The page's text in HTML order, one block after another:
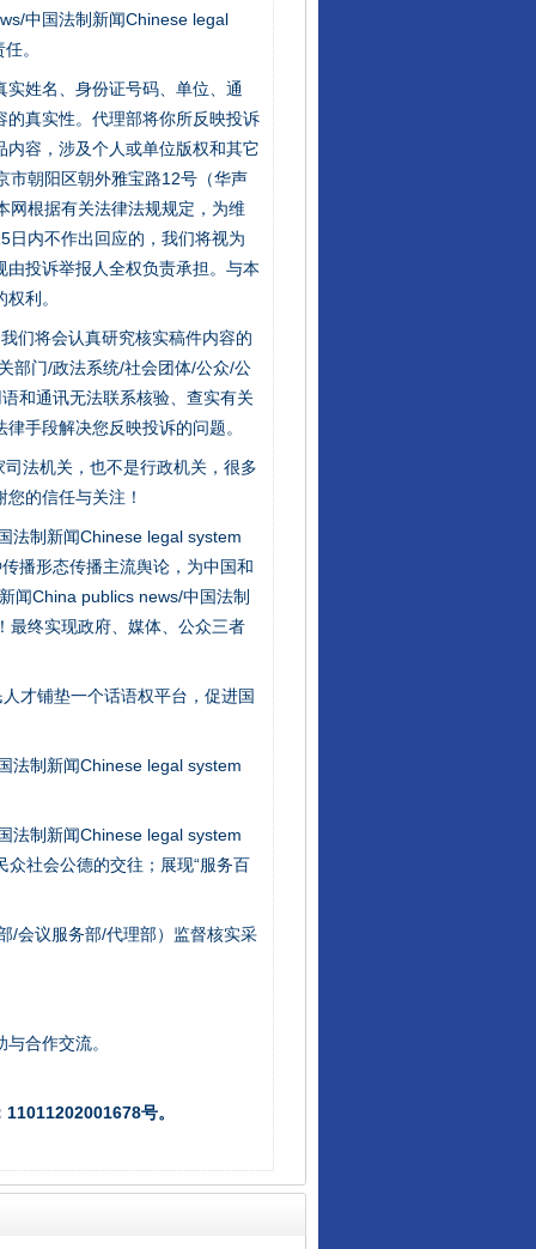
中国法制新闻Chinese legal
。
姓名、身份证号码、单位、通
真实性。代理部将你所反映投诉
容，涉及个人或单位版权和其它
市朝阳区朝外雅宝路12号（华声
网根据有关法律法规规定，为维
日内不作出回应的，我们将视为
投诉举报人全权负责承担。与本
利。
们将会认真研究核实稿件内容的
部门/政法系统/社会团体/公众/公
和通讯无法联系核验、查实有关
手段解决您反映投诉的问题。
法机关，也不是行政机关，很多
的信任与关注！
法制新闻Chinese legal system
播形态传播主流舆论，为中国和
闻China publics news/中国法制
最终实现政府、媒体、公众三者
才铺垫一个话语权平台，促进国
法制新闻Chinese legal system
法制新闻Chinese legal system
社会公德的交往；展现“服务百
/会议服务部/代理部）监督核实采
合作交流。
号。
法官巧妙执行解纠纷
新中国诞生的见证